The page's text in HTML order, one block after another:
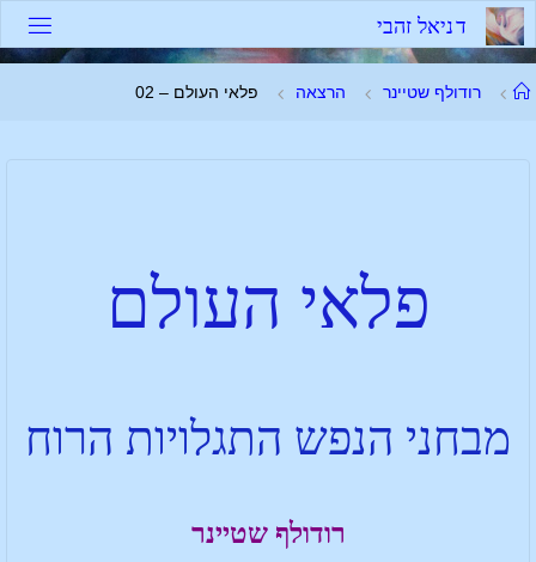
דניאל זהבי
רודולף שטיינר הרצאה פלאי העולם – 02
פלאי העולם
מבחני הנפש התגלויות הרוח
רודולף שטיינר